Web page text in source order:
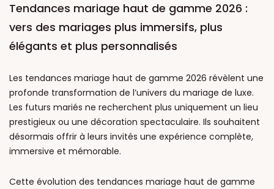
Tendances mariage haut de gamme 2026 :
vers des mariages plus immersifs, plus
élégants et plus personnalisés
Les tendances mariage haut de gamme 2026 révèlent une
profonde transformation de l’univers du mariage de luxe.
Les futurs mariés ne recherchent plus uniquement un lieu
prestigieux ou une décoration spectaculaire. Ils souhaitent
désormais offrir à leurs invités une expérience complète,
immersive et mémorable.
Cette évolution des tendances mariage haut de gamme